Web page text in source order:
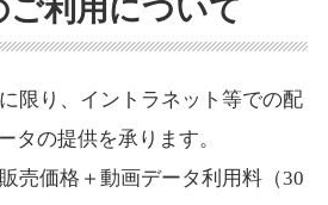
利用について
限り、イントラネット等での配
タの提供を承ります。
売価格＋動画データ利用料（30